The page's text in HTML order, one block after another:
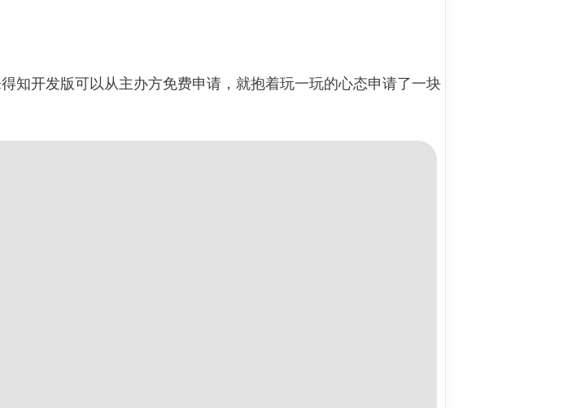
知开发版可以从主办方免费申请，就抱着玩一玩的心态申请了一块